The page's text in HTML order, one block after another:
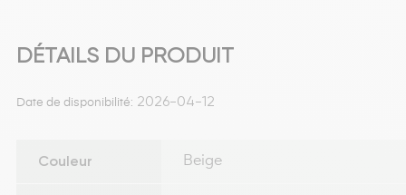
DÉTAILS DU PRODUIT
Date de disponibilité: 2026-04-12
Couleur Beige